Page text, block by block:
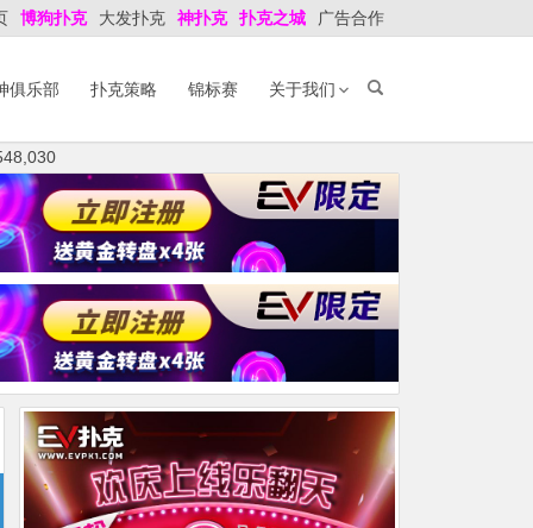
博狗扑克 大发扑克 神扑克 扑克之城 广告合作
俱乐部 扑克策略 锦标赛 关于我们